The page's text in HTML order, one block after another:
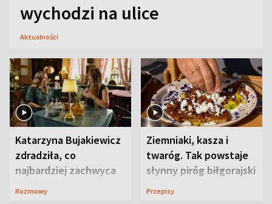
wychodzi na ulice
Aktualności
Katarzyna Bujakiewicz
zdradziła, co
najbardziej zachwyca
ją w Lublinie
Rozmowy
Ziemniaki, kasza i
twaróg. Tak powstaje
słynny piróg biłgorajski
Przepisy